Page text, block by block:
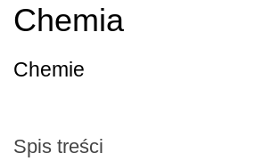
Chemia
Chemie
Spis treści